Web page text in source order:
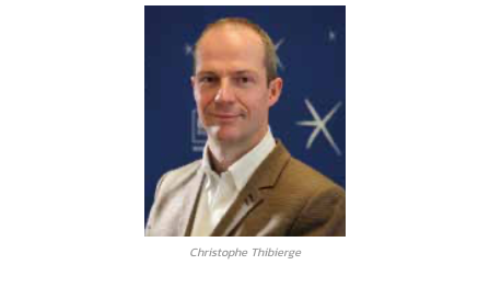
Christophe Thibierge